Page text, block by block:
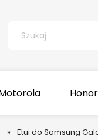
Honor
» Etui do Samsung